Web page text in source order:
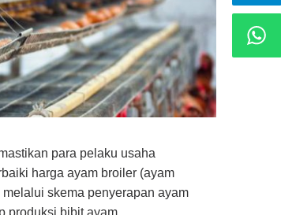
para pelaku usaha
harga ayam broiler (ayam
skema penyerapan ayam
produksi bibit ayam.